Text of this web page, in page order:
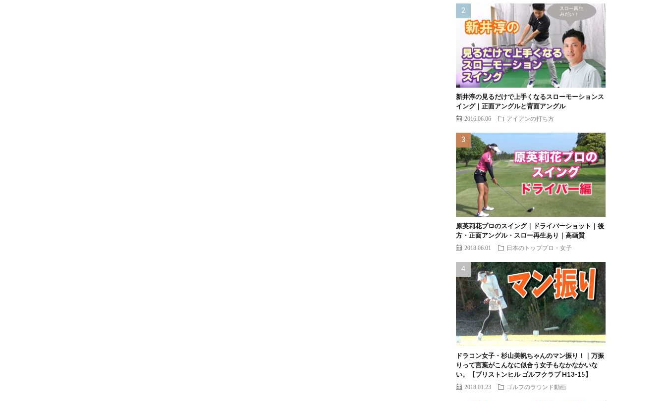
新井淳の見るだけで上手くなるスローモーションス
イング｜正面アングルと背面アングル
2016.06.06 アイアンの打ち方
原英莉花プロのスイング｜ドライバーショット｜後
方・正面アングル・スロー再生あり｜高画質
2018.06.01 日本のトッププロ・女子
ドラコン女子・杉山美帆ちゃんのマン振り！｜万振
りって言葉がこんなに似合う女子もなかなかいな
い。【ブリストンヒル ゴルフクラブ H13-15】
2018.01.23 ゴルフのラウンド動画